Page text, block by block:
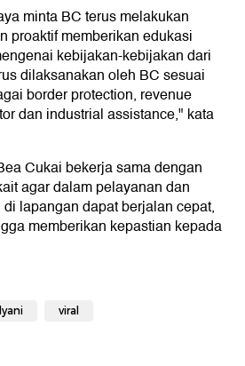
minta BC terus melakukan
proaktif memberikan edukasi
kebijakan-kebijakan dari
dilaksanakan oleh BC sesuai
border protection, revenue
dan industrial assistance," kata
Cukai bekerja sama dengan
agar dalam pelayanan dan
lapangan dapat berjalan cepat,
memberikan kepastian kepada
viral